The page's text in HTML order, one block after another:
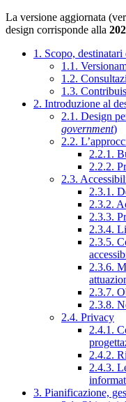
La versione aggiornata
design corrisponde alla
1. Scopo,
1.1.
1.2.
1.3.
2. Introduzione al
2.1. Design
government)
2.2.
2.2.1.
2.2.2.
2.3.
2.3.1.
2.3.2.
2.3.3.
2.3.4.
2.3.5.
2.3.6.
2.3.7.
2.3.8.
2.4. Privacy
2.4.1.
2.4.2.
2.4.3.
3. Pianificazione,